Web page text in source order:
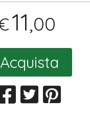
11,00
Acquista